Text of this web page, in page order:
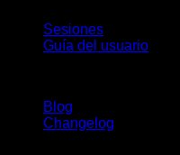
Sesiones
Guía del usuario
Blog
Changelog